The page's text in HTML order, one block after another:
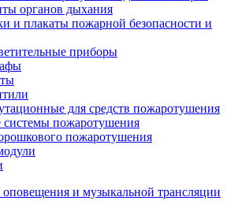
органов дыхания
и плакаты пожарной безопасности и
приборы
для средств пожаротушения
системы пожаротушения
пожаротушения
и музыкальной трансляции